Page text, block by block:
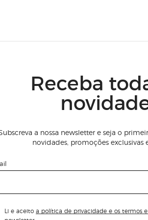
Receba
a nossa newsletter e seja o
novidades, promoções exclusivas
Li e aceito a política de privacidade e os termos